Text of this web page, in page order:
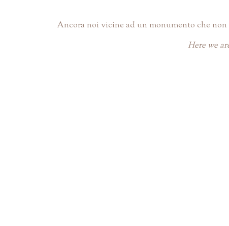
Ancora noi vicine ad un monumento che
Here we